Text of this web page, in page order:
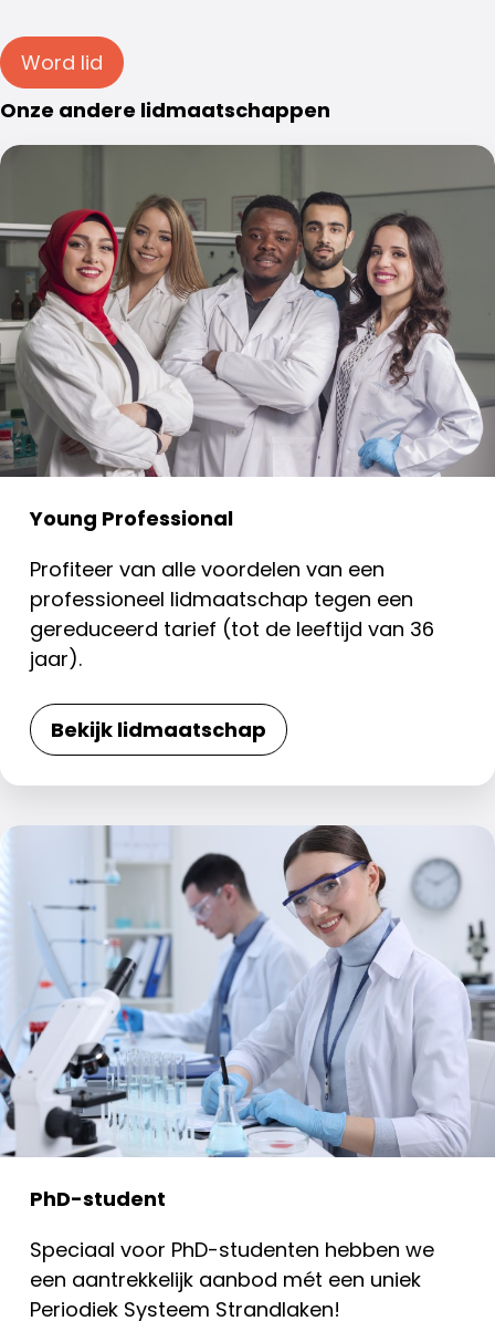
Word lid
Onze andere lidmaatschappen
Young Professional
Profiteer van alle voordelen van een
professioneel lidmaatschap tegen een
gereduceerd tarief (tot de leeftijd van 36
jaar).
Bekijk lidmaatschap
PhD-student
Speciaal voor PhD-studenten hebben we
een aantrekkelijk aanbod mét een uniek
Periodiek Systeem Strandlaken!